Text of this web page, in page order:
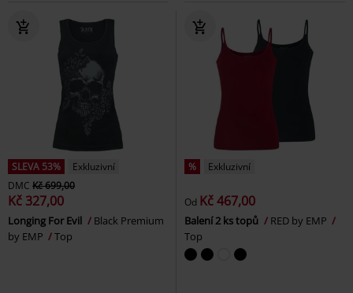
SLEVA 53%
Exkluzivní
DMC Kč 699,00
Kč 327,00
Longing For Evil
Black Premium
by EMP
Top
% Exkluzivní
Od Kč 467,00
Balení 2 ks topů
RED by EMP
Top